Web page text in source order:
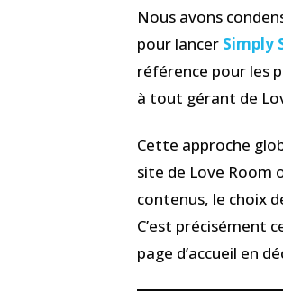
Nous avons
pour lancer Simply
référence pour les
à tout gérant de
Cette approche
site de Love Room
contenus, le choix
C’est précisément
page d’accueil en